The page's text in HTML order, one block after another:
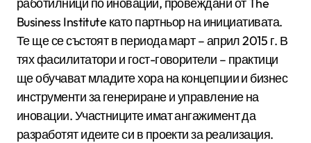
Business Institute като партньор на инициативата.
Те ще се състоят в периода март – април 2015 г. В
тях фасилитатори и гост-говорители – практици
ще обучават младите хора на концепции и бизнес
инструменти за генериране и управление на
иновации. Участниците имат ангажимент да
разработят идеите си в проекти за реализация.